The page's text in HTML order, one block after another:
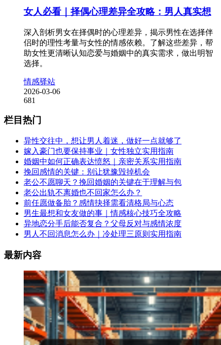
女人必看｜择偶心理差异全攻略：男人真实想
深入剖析男女在择偶时的心理差异，揭示男性在选择伴
侣时的理性考量与女性的情感依赖。了解这些差异，帮
助女性更清晰认知恋爱与婚姻中的真实需求，做出明智
选择。
情感驿站
2026-03-06
681
栏目热门
异性交往中，想让男人着迷，做好一点就够了
嫁入豪门也要保持事业｜女性独立实用指南
婚姻中如何正确表达愤怒｜亲密关系实用指南
挽回感情的关键：别让犹豫毁掉机会
老公不愿聊天？挽回婚姻的关键在于理解与包
老公出轨不离婚也不回家怎么办？
前任愿做备胎？感情抉择需看清格局与心态
男生最想和女友做的事｜情感核心技巧全攻略
异地恋分手后能否复合？父母反对与感情浓度
男人不回消息怎么办｜冷处理三原则实用指南
最新内容